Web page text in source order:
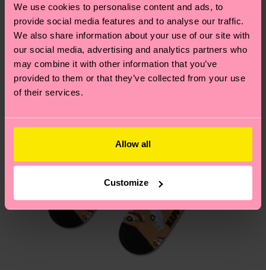
We use cookies to personalise content and ads, to
provide social media features and to analyse our traffic.
We also share information about your use of our site with
our social media, advertising and analytics partners who
may combine it with other information that you’ve
provided to them or that they’ve collected from your use
of their services.
Allow all
Customize
Vous avez des questions sur les retours ? Visitez
notre pageRetour pour trouver les réponses aux
questions les plus fréquemment posées.
Nouveau